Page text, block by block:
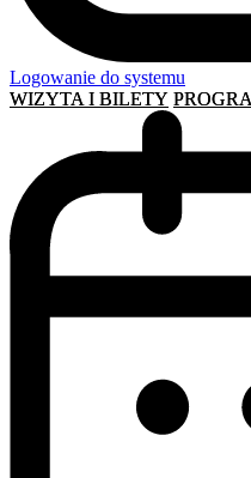
Logowanie do systemu
WIZYTA I BILETY